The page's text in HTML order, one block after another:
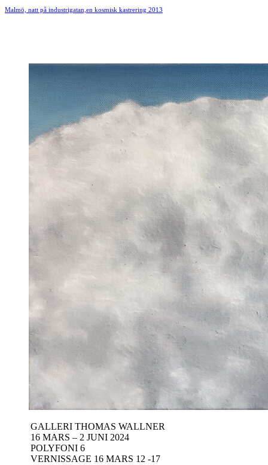
Malmö, natt på industrigatan,en kosmisk kastrering 2013
GALLERI THOMAS WALLNER
16 MARS – 2 JUNI 2024
POLYFONI 6
VERNISSAGE 16 MARS 12 -17